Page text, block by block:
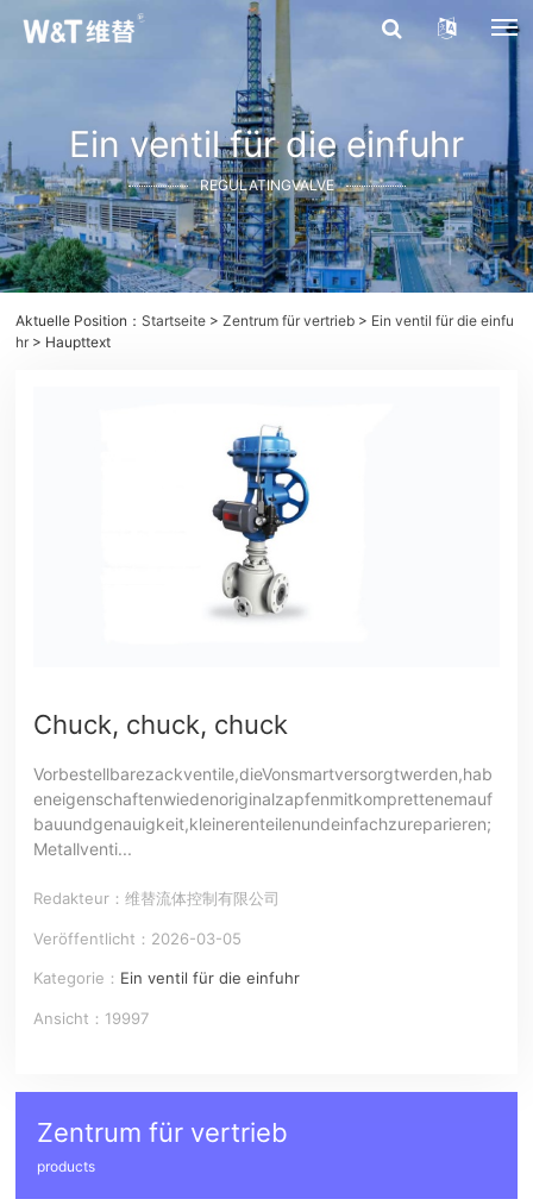
Ein ventil für die einfuhr
REGULATINGVALVE
Aktuelle Position：Startseite >Zentrum für vertrieb > Ein ventil für die einfu
hr > Haupttext
Chuck, chuck, chuck
Vorbestellbarezackventile,dieVonsmartversorgtwerden,hab
eneigenschaftenwiedenoriginalzapfenmitkomprettenemauf
bauundgenauigkeit,kleinerenteilenundeinfachzureparieren;
Metallventi...
Redakteur：维替流体控制有限公司
Veröffentlicht：2026-03-05
Kategorie： Ein ventil für die einfuhr
Ansicht：19997
Zentrum für vertrieb
products